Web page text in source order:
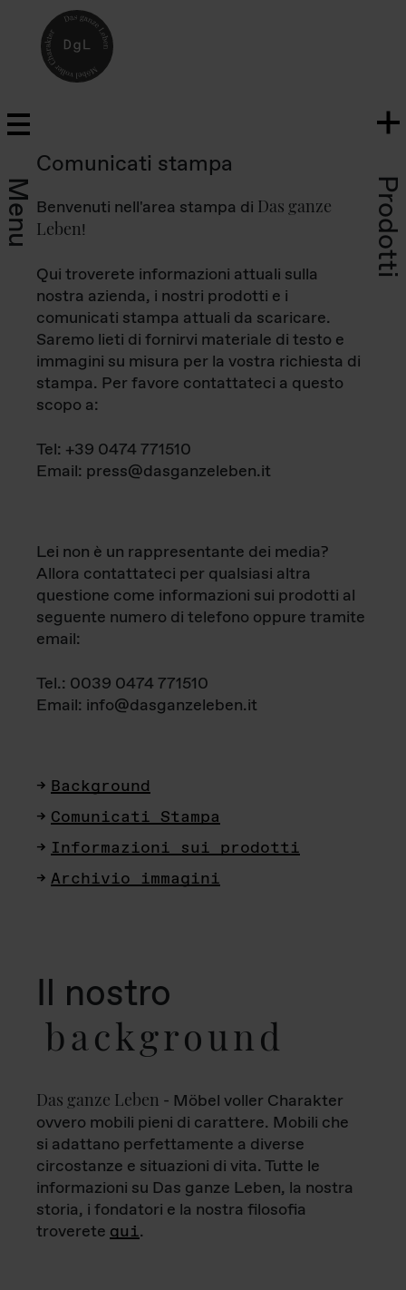
Menu Prodotti
Comunicati stampa
Benvenuti nell'area stampa di Das ganze
Leben!
Qui troverete informazioni attuali sulla
nostra azienda, i nostri prodotti e i
comunicati stampa attuali da scaricare.
Saremo lieti di fornirvi materiale di testo e
immagini su misura per la vostra richiesta di
stampa. Per favore contattateci a questo
scopo a:
Tel: +39 0474 771510
Email: press@dasganzeleben.it
Lei non è un rappresentante dei media?
Allora contattateci per qualsiasi altra
questione come informazioni sui prodotti al
seguente numero di telefono oppure tramite
email:
Tel.: 0039 0474 771510
Email: info@dasganzeleben.it
Background
Comunicati Stampa
Informazioni sui prodotti
Archivio immagini
Il nostro
background
Das ganze Leben - Möbel voller Charakter
ovvero mobili pieni di carattere. Mobili che
si adattano perfettamente a diverse
circostanze e situazioni di vita. Tutte le
informazioni su Das ganze Leben, la nostra
storia, i fondatori e la nostra filosofia
troverete qui.